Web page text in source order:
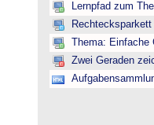
Lernpfad zum
Thema:
Zwei Geraden